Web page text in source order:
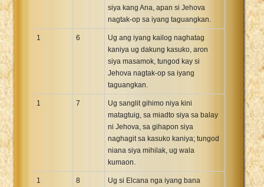
siya kang Ana, apan si Jehova
nagtak-op sa iyang taguangkan.
1 6
Ug ang iyang kailog naghatag
kaniya ug dakung kasuko, aron
siya masamok, tungod kay si
Jehova nagtak-op sa iyang
taguangkan.
1 7
Ug sanglit gihimo niya kini
matagtuig, sa miadto siya sa balay
ni Jehova, sa gihapon siya
naghagit sa kasuko kaniya; tungod
niana siya mihilak, ug wala
kumaon.
1 8
Ug si Elcana nga iyang bana